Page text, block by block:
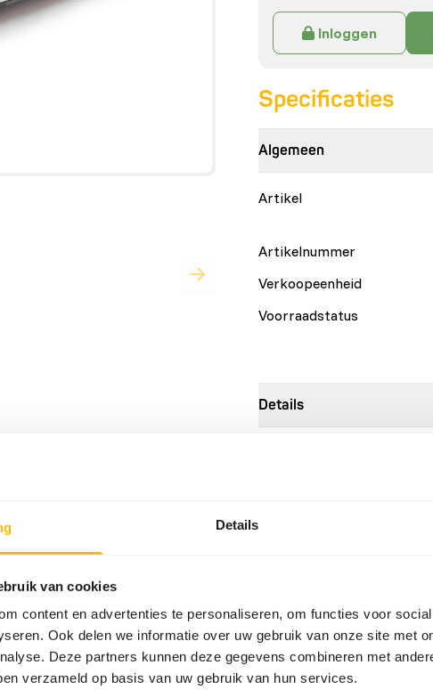
Details
van cookies
content en advertenties te personaliseren, om functies voor
Ook delen we informatie over uw gebruik van onze site met
Deze partners kunnen deze gegevens combineren met
verzameld op basis van uw gebruik van hun services.
op 8 mm. Als aanvullende
zelf samengesteld BARF-
en ander bevleesd bot.
as
4%
1,40%
0,60%
Inloggen
Specificaties
Algemeen
Artikel
Artikelnummer
Verkoopeenheid
Voorraadstatus
Details
Let op: Variatie met
www.kbraw.eu. Dit product
hygiënevoorschriften in